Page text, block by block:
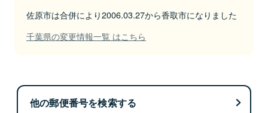
佐原市は合併により2006.03.27から香取市になりました
千葉県の変更情報一覧 はこちら
他の郵便番号を検索する